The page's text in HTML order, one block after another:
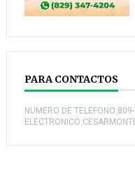
PARA CONTACTOS
NUMERO DE